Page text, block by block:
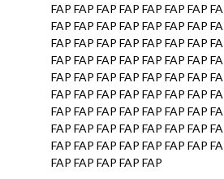
FAP FAP FAP FAP FAP FAP FAP
FAP FAP FAP FAP FAP FAP FAP
FAP FAP FAP FAP FAP FAP FAP
FAP FAP FAP FAP FAP FAP FAP
FAP FAP FAP FAP FAP FAP FAP
FAP FAP FAP FAP FAP FAP FAP
FAP FAP FAP FAP FAP FAP FAP
FAP FAP FAP FAP FAP FAP FAP
FAP FAP FAP FAP FAP FAP FAP
FAP FAP FAP FAP FAP